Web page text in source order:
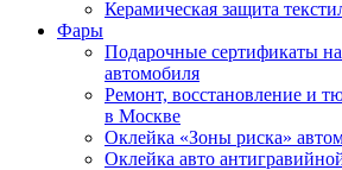
Керамическая защита
Фары
Подарочные сертификаты
автомобиля
Ремонт, восстановление и
в Москве
Оклейка «Зоны риска»
Оклейка авто